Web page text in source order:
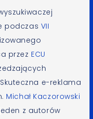
podczas VII
przez ECU
e-reklama
Michał Kaczorowski
z autorów